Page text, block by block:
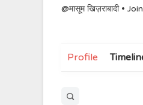
@मासूम खिज़राबादी •
Profile
Open